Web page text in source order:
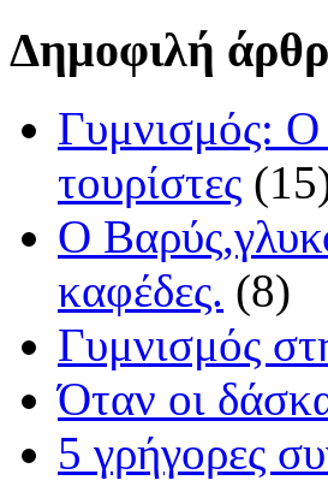
Δημοφιλή
Γυμνισμός: Ο
τουρίστες
O
καφέδες. (8)
Γυμνισμός
Όταν οι
5 γρήγορες